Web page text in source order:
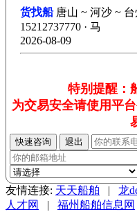
货找船唐山 ~ 河沙 ~ 台
15212737770 · 马
2026-08-09
特别提醒：
为交易安全请使用平
友情连接: 天天船舶 | 龙
人才网
| 福州船舶信息网